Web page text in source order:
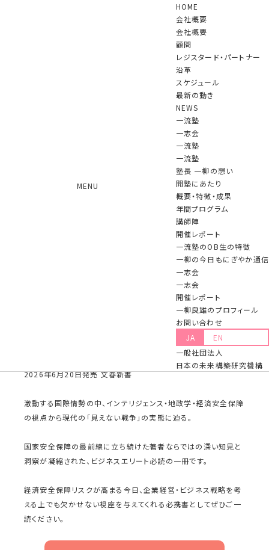
MENU
HOME
会社概要
会社概要
顧問
レジスタード・パートナー
沿革
スケジュール
最新の動き
NEWS
一流塾
一志会
一流塾
一流塾
塾長 一柳の想い
開塾にあたり
概要・特徴・成果
年間プログラム
講師陣
開催レポート
一流塾のOB生の特徴
一柳の今日もにぎやか通信
一志会
一志会
開催レポート
一柳良雄のプロフィール
お問い合わせ
JA
EN
一般社団法人
日本の未来構築研究機構
【お知らせ】特別顧問 北村滋氏 著書
2026.06.23 更新
【お知らせ】特別顧問 北村滋氏 著書出版のご案内
当社特別顧問であり、北村エコノミックセキュリティ合同会社
CEO（元国家安全保障局長）の北村 滋氏の著書が発売されまし
『見えない戦争 インテリジェンス・勢力圏・
2026年6月20日発売 文春新書
激動する国際情勢の中、インテリジェンス・地政学・経済安全保障
の視点から現代の「見えない戦争」の実態に迫る。
国家安全保障の最前線に立ち続けた著者ならではの深い知見と
洞察が凝縮された、ビジネスエリート必読の一冊です。
経済安全保障リスクが高まる今日、企業経営・ビジネス戦略を考
える上でも欠かせない視座を与えてくれる必携書としてぜひご一
読ください。